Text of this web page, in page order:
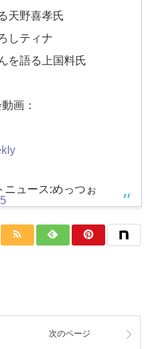
天野喜孝氏
しティナ
を語る上国料氏
画：
ュース:めっつぉ
次のページ